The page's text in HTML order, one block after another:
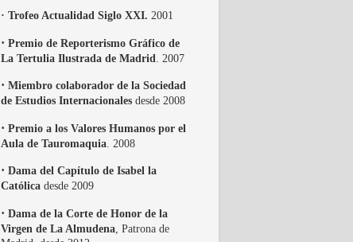
· Trofeo Actualidad Siglo XXI. 2001
· Premio de Reporterismo Gráfico de
La Tertulia Ilustrada de Madrid . 2007
· Miembro colaborador de la Sociedad
de Estudios Internacionales desde 2008
· Premio a los Valores Humanos por el
Aula de Tauromaquia . 2008
· Dama del Capítulo de Isabel la
Católica desde 2009
· Dama de la Corte de Honor de la
Virgen de La Almudena , Patrona de